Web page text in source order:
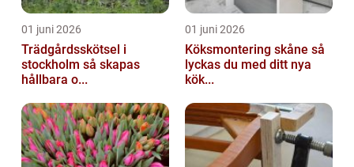
01 juni 2026
Trädgårdsskötsel i
stockholm så skapas
hållbara o...
01 juni 2026
Köksmontering skåne så
lyckas du med ditt nya
kök...